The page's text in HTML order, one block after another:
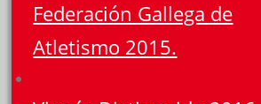
Federación Gallega de
Atletismo 2015.